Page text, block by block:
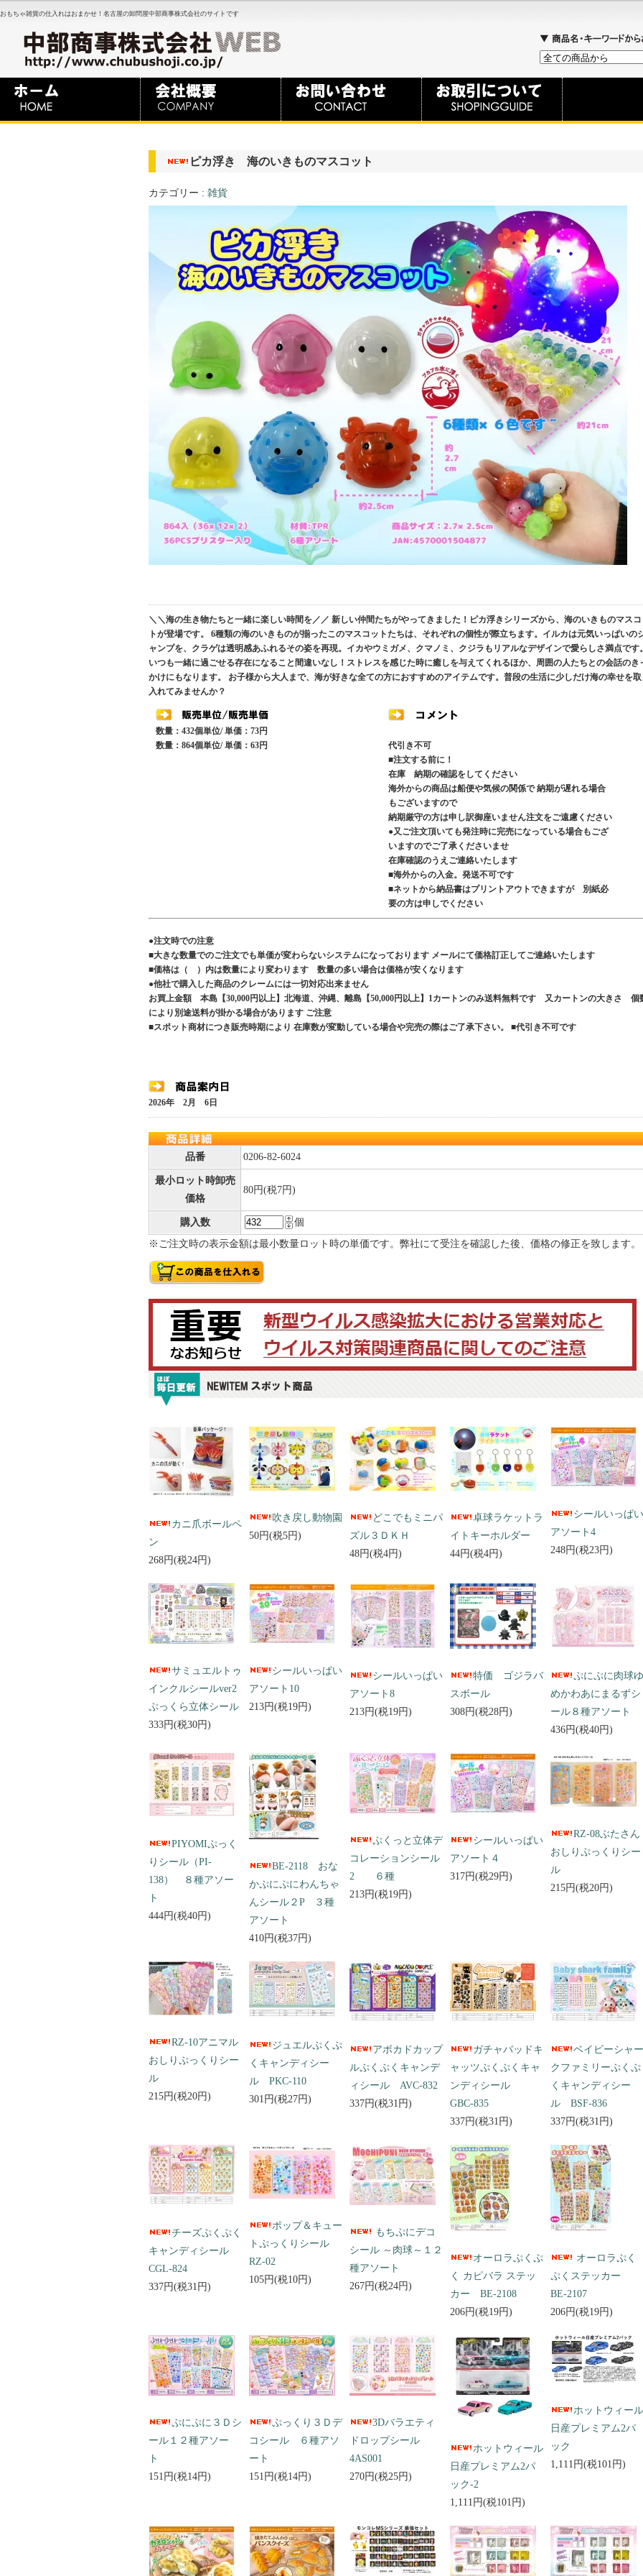
おもちゃ雑貨の仕入れはおまかせ！名古屋の卸問屋中部商事株式会社のサイトです
ピカ浮き 海のいきものマスコット
カテゴリー : 雑貨
＼＼海の生き物たちと一緒に楽しい時間を／／ 新しい仲間たちがやってきました！ピカ浮きシリーズから、海のいきものマス
トが登場です。 6種類の海のいきものが揃ったこのマスコットたちは、それぞれの個性が際立ちます。イルカは元気いっぱいの
ャンプを、クラゲは透明感あふれるその姿を再現。イカやウミガメ、クマノミ、クジラもリアルなデザインで愛らしさ満点です
いつも一緒に過ごせる存在になること間違いなし！ストレスを感じた時に癒しを与えてくれるほか、周囲の人たちとの会話のき
かけにもなります。 お子様から大人まで、海が好きな全ての方におすすめのアイテムです。普段の生活に少しだけ海の幸せを
入れてみませんか？
数量：432個単位/ 単価：73円
数量：864個単位/ 単価：63円
代引き不可
■注文する前に！
在庫 納期の確認をしてください
海外からの商品は船便や気候の関係で 納期が遅れる場合
もございますので
納期厳守の方は申し訳御座いません注文をご遠慮ください
●又ご注文頂いても発注時に完売になっている場合もござ
いますのでご了承くださいませ
在庫確認のうえご連絡いたします
■海外からの入金。発送不可です
■ネットから納品書はプリントアウトできますが 別紙必
要の方は申しでください
●注文時での注意
■大きな数量でのご注文でも単価が変わらないシステムになっております メールにて価格訂正してご連絡いたします
■価格は（ ）内は数量により変わります 数量の多い場合は価格が安くなります
●他社で購入した商品のクレームには一切対応出来ません
お買上金額 本島【30,000円以上】北海道、沖縄、離島【50,000円以上】1カートンのみ送料無料です 又カートンの大きさ 個
により別途送料が掛かる場合があります ご注意
■スポット商材につき販売時期により 在庫数が変動している場合や完売の際はご了承下さい。 ■代引き不可です
2026年 2月 6日
品番 0206-82-6024
最小ロット時卸売
価格
80円(税7円)
購入数
個
※ご注文時の表示金額は最小数量ロット時の単価です。弊社にて受注を確認した後、価格の修正を致します。
カニ爪ボールペ
ン
268円(税24円)
吹き戻し動物園
50円(税5円)
どこでもミニパ
ズル３ＤＫＨ
48円(税4円)
卓球ラケットラ
イトキーホルダー
44円(税4円)
シールいっぱい
アソート4
248円(税23円)
サミュエルトゥ
インクルシールver2
ぷっくら立体シール
333円(税30円)
シールいっぱい
アソート10
213円(税19円)
シールいっぱい
アソート8
213円(税19円)
特価 ゴジラバ
スボール
308円(税28円)
ぷにぷに肉球ゆ
めかわあにまるずシ
ール８種アソート
436円(税40円)
PIYOMIぷっく
りシール（PI-
138） ８種アソー
ト
444円(税40円)
BE-2118 おな
かぷにぷにわんちゃ
んシール２P ３種
アソート
410円(税37円)
ぷくっと立体デ
コレーションシール
2 ６種
213円(税19円)
シールいっぱい
アソート４
317円(税29円)
RZ-08ぶたさん
おしりぷっくりシー
ル
215円(税20円)
RZ-10アニマル
おしりぷっくりシー
ル
215円(税20円)
ジュエルぷくぷ
くキャンディシー
ル PKC-110
301円(税27円)
アボカドカップ
ルぷくぷくキャンデ
ィシール AVC-832
337円(税31円)
ガチャバッドキ
ャッツぷくぷくキャ
ンディシール
GBC-835
337円(税31円)
ベイビーシャー
クファミリーぷくぷ
くキャンディシー
ル BSF-836
337円(税31円)
チーズぷくぷく
キャンディシール
CGL-824
337円(税31円)
ポップ＆キュー
トぷっくりシール
RZ-02
105円(税10円)
もちぷにデコ
シール ～肉球～１２
種アソート
267円(税24円)
オーロラぷくぷ
く カピバラ ステッ
カー BE-2108
206円(税19円)
オーロラぷく
ぷくステッカー
BE-2107
206円(税19円)
ぷにぷに３Ｄシ
ール１２種アソー
ト
151円(税14円)
ぷっくり３Ｄデ
コシール ６種アソ
ート
151円(税14円)
3Dバラエティ
ドロップシール
4AS001
270円(税25円)
ホットウィール
日産プレミアム2パ
ック-2
1,111円(税101円)
ホットウィール
日産プレミアム2パ
ック
1,111円(税101円)